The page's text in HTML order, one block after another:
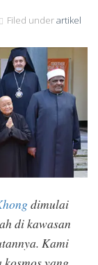
Filed underartikel
dimulai
di kawasan
Kami